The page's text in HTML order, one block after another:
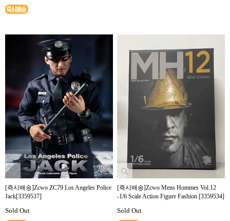
[즉시배송]Zcwo ZC79 Los Angeles Police
Jack[3359537]
Sold Out
[즉시배송]Zcwo Mens Hommes Vol.12
-1/6 Scale Action Figure Fashion [3359534]
Sold Out